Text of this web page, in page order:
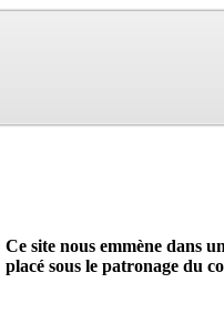
Ce site nous emmène dans
placé sous le patronage du